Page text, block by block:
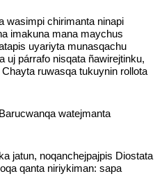
wasimpi chirimanta ninapi
imakuna mana maychus
uyariyta munasqachu
uj párrafo nisqata ñawirejtinku,
ruwasqa tukuynin rollota
watejmanta
jatun, noqanchejpajpis Diostata
qanta niriykiman: sapa